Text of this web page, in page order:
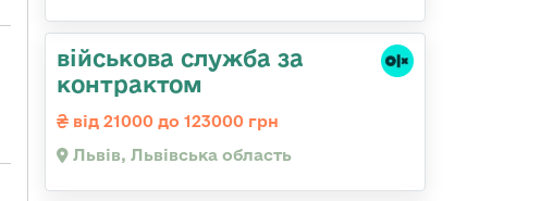
військова служба за
контрактом
від 21000 до 123000 грн
Львів, Львівська область